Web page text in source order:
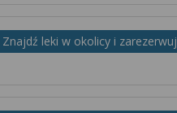
Znajdź leki w okolicy i zarezerwuj